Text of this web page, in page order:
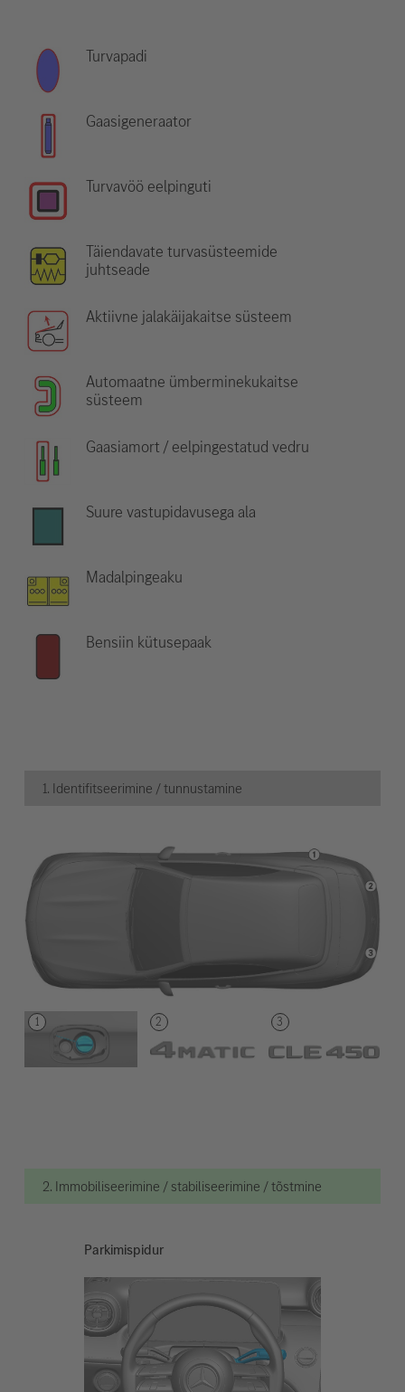
Turvapadi
Gaasigeneraator
Turvavöö eelpinguti
Täiendavate turvasüsteemide
juhtseade
Aktiivne jalakäijakaitse süsteem
Automaatne ümberminekukaitse
süsteem
Gaasiamort / eelpingestatud vedru
Suure vastupidavusega ala
Madalpingeaku
Bensiin kütusepaak
1. Identifitseerimine / tunnustamine
2. Immobiliseerimine / stabiliseerimine / tõstmine
Parkimispidur